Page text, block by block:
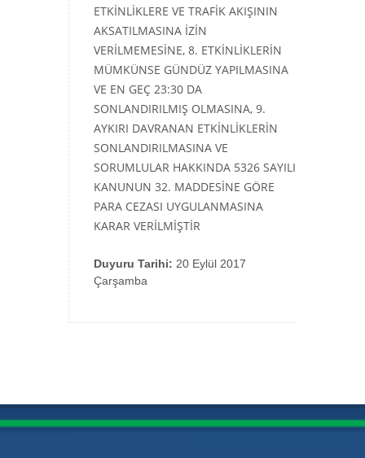
ETKİNLİKLERE VE TRAFİK AKIŞININ
AKSATILMASINA İZİN
VERİLMEMESİNE, 8. ETKİNLİKLERİN
MÜMKÜNSE GÜNDÜZ YAPILMASINA
VE EN GEÇ 23:30 DA
SONLANDIRILMIŞ OLMASINA, 9.
AYKIRI DAVRANAN ETKİNLİKLERİN
SONLANDIRILMASINA VE
SORUMLULAR HAKKINDA 5326 SAYILI
KANUNUN 32. MADDESİNE GÖRE
PARA CEZASI UYGULANMASINA
KARAR VERİLMİŞTİR
Duyuru Tarihi: 20 Eylül 2017
Çarşamba